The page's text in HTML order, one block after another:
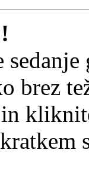
brez
in